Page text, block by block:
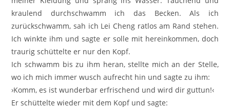
kraulend durchschwamm ich das Becken. Als ich
zurückschwamm, sah ich Lei Cheng ratlos am Rand stehen.
Ich winkte ihm und sagte er solle mit hereinkommen, doch
traurig schüttelte er nur den Kopf.
Ich schwamm bis zu ihm heran, stellte mich an der Stelle,
wo ich mich immer wusch aufrecht hin und sagte zu ihm:
›Komm, es ist wunderbar erfrischend und wird dir guttun!‹
Er schüttelte wieder mit dem Kopf und sagte: